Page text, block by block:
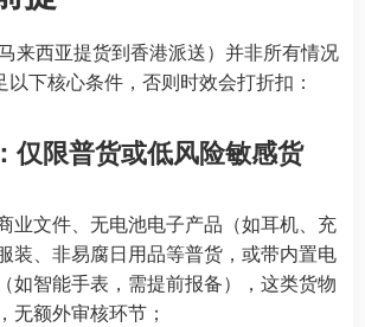
来西亚提货到香港派送）并非所有情况
下核心条件，否则时效会打折扣：
仅限普货或低风险敏感货
业文件、无电池电子产品（如耳机、充
装、非易腐日用品等普货，或带内置电
如智能手表，需提前报备），这类货物
无额外审核环节；